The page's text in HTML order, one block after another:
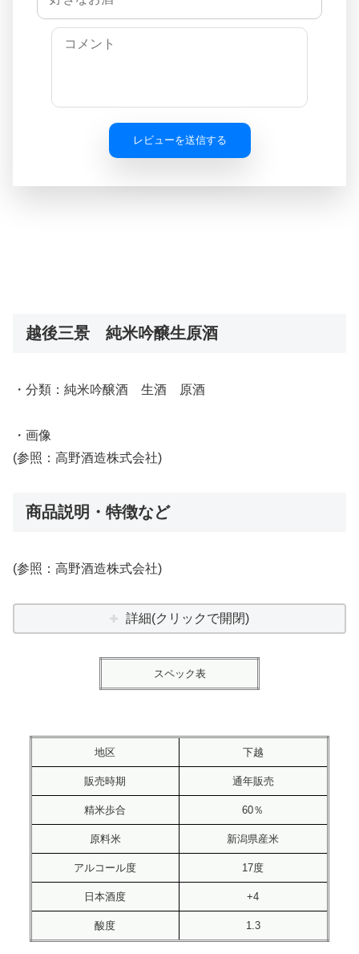
レビューを送信する
越後三景 純米吟醸生原酒
・分類：純米吟醸酒 生酒 原酒
・画像
(参照：高野酒造株式会社)
商品説明・特徴など
(参照：高野酒造株式会社)
詳細(クリックで開閉)
スペック表
地区 下越
販売時期 通年販売
精米歩合 60％
原料米 新潟県産米
アルコール度 17度
日本酒度 +4
酸度 1.3